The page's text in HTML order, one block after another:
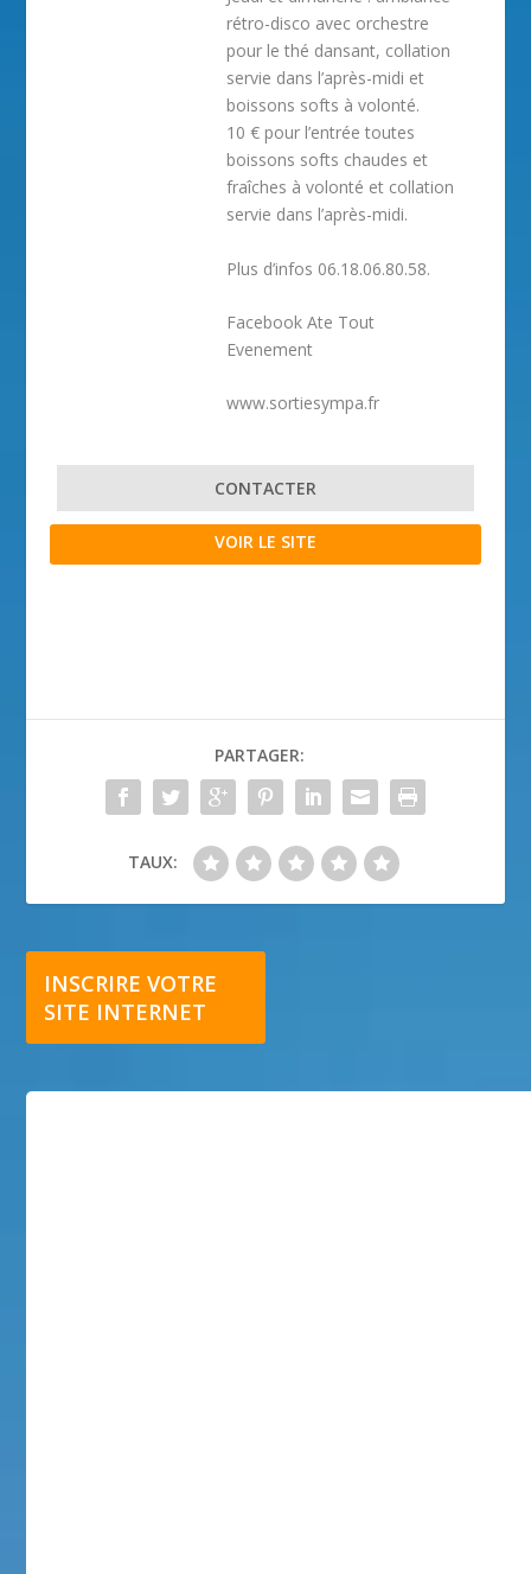
rétro-disco avec orchestre
pour le thé dansant, collation
servie dans l’après-midi et
boissons softs à volonté.
10 € pour l’entrée toutes
boissons softs chaudes et
fraîches à volonté et collation
servie dans l’après-midi.
Plus d’infos 06.18.06.80.58.
Facebook Ate Tout
Evenement
www.sortiesympa.fr
CONTACTER
VOIR LE SITE
PARTAGER:
TAUX:
INSCRIRE VOTRE
SITE INTERNET